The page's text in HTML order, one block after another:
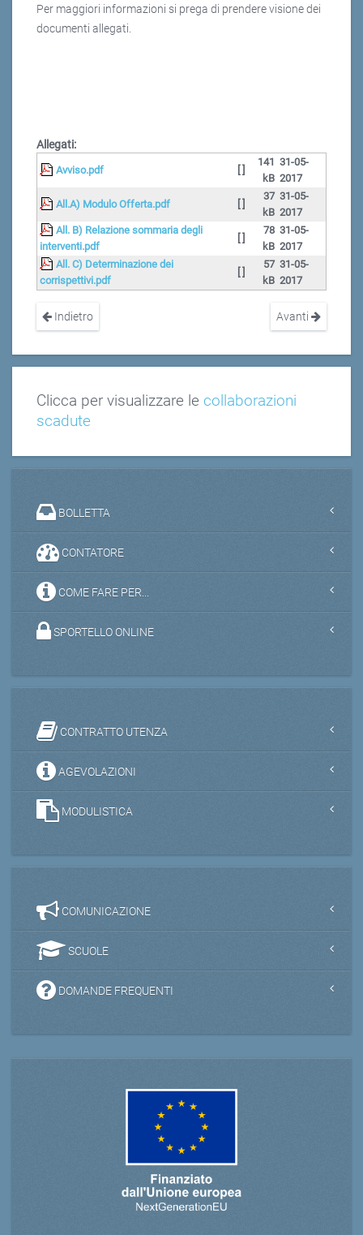
Per maggiori informazioni si prega di prendere visione dei
documenti allegati.
Allegati:
Avviso.pdf
141
kB
31-05-
2017
All.A) Modulo Offerta.pdf
37
kB
31-05-
2017
All. B) Relazione sommaria degli
interventi.pdf
78
kB
31-05-
2017
All. C) Determinazione dei
corrispettivi.pdf
57
kB
31-05-
2017
Indietro Avanti
Clicca per visualizzare le collaborazioni
scadute
BOLLETTA
CONTATORE
COME FARE PER...
SPORTELLO ONLINE
CONTRATTO UTENZA
AGEVOLAZIONI
MODULISTICA
COMUNICAZIONE
SCUOLE
DOMANDE FREQUENTI